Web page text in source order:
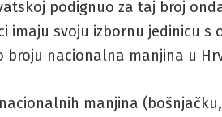
podignuo za taj broj
imaju svoju izbornu jedinicu s
broju nacionalna manjina u
manjina